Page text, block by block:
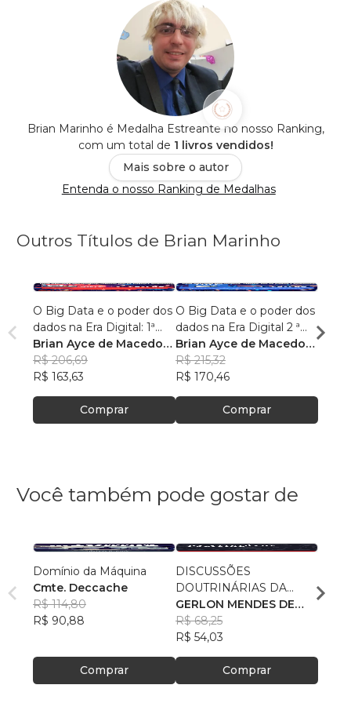
Brian Marinho é Medalha Estreante no nosso Ranking,
com um total de 1 livros vendidos!
Mais sobre o autor
Entenda o nosso Ranking de Medalhas
Outros Títulos de Brian Marinho
O Big Data e o poder dos
dados na Era Digital: 1ª
Edição.
Brian Ayce de Macedo
Marinho
R$ 206,69
R$ 163,63
Comprar
O Big Data e o poder dos
dados na Era Digital 2 ª
Edição:
Brian Ayce de Macedo
Marinho
R$ 215,32
R$ 170,46
Comprar
Você também pode gostar de
Domínio da Máquina
Cmte. Deccache
R$ 114,80
R$ 90,88
Comprar
DISCUSSÕES
DOUTRINÁRIAS DA
ATIVIDADE POLICIAL
GERLON MENDES DE
SOUZA
R$ 68,25
R$ 54,03
Comprar